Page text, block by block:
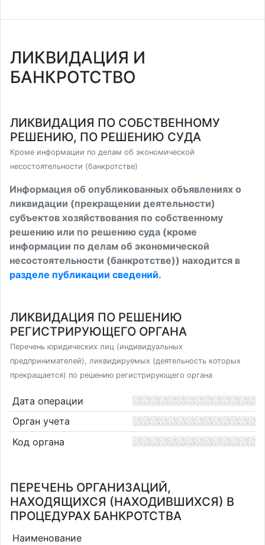
ЛИКВИДАЦИЯ И
БАНКРОТСТВО
ЛИКВИДАЦИЯ ПО СОБСТВЕННОМУ
РЕШЕНИЮ, ПО РЕШЕНИЮ СУДА
Кроме информации по делам об экономической
несостоятельности (банкротстве)
Информация об опубликованных объявлениях о
ликвидации (прекращении деятельности)
субъектов хозяйствования по собственному
решению или по решению суда (кроме
информации по делам об экономической
несостоятельности (банкротстве)) находится в
разделе публикации сведений.
ЛИКВИДАЦИЯ ПО РЕШЕНИЮ
РЕГИСТРИРУЮЩЕГО ОРГАНА
Перечень юридических лиц (индивидуальных
предпринимателей), ликвидируемых (деятельность которых
прекращается) по решению регистрирующего органа
Дата операции
Орган учета
Код органа
ПЕРЕЧЕНЬ ОРГАНИЗАЦИЙ,
НАХОДЯЩИХСЯ (НАХОДИВШИХСЯ) В
ПРОЦЕДУРАХ БАНКРОТСТВА
Наименование